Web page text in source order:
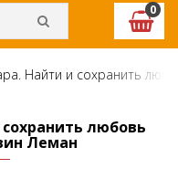
0
Найти и сохранить
любовь
Леман